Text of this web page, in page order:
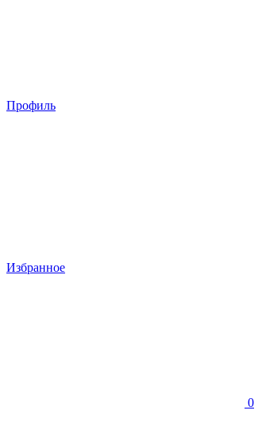
Профиль
Избранное
0